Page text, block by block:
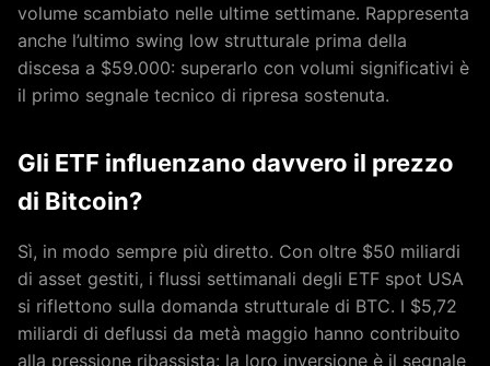
volume scambiato nelle ultime settimane. Rappresenta
anche l’ultimo swing low strutturale prima della
discesa a $59.000: superarlo con volumi significativi è
il primo segnale tecnico di ripresa sostenuta.
Gli ETF influenzano davvero il prezzo
di Bitcoin?
Sì, in modo sempre più diretto. Con oltre $50 miliardi
di asset gestiti, i flussi settimanali degli ETF spot USA
si riflettono sulla domanda strutturale di BTC. I $5,72
miliardi di deflussi da metà maggio hanno contribuito
alla pressione ribassista: la loro inversione è il segnale